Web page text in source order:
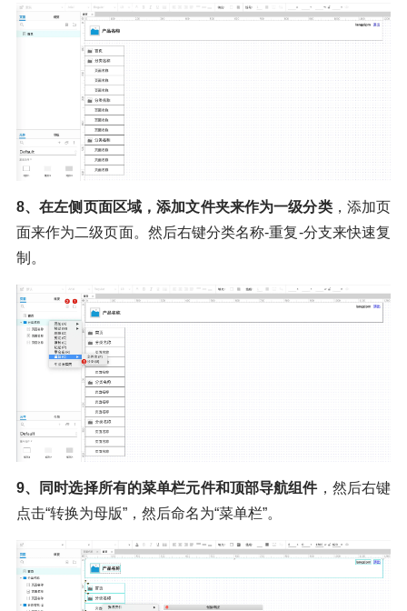
8、在左侧页面区域，添加文件夹来作为一级分类，添加页
面来作为二级页面。然后右键分类名称-重复-分支来快速复
制。
9、同时选择所有的菜单栏元件和顶部导航组件，然后右键
点击“转换为母版”，然后命名为“菜单栏”。